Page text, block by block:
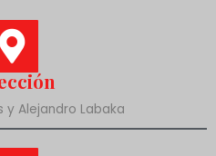
y Alejandro Labaka